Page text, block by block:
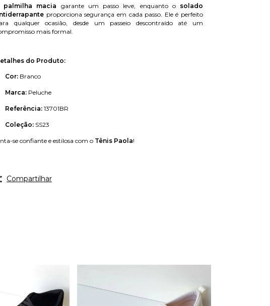
palmilha macia garante um passo leve, enquanto o solado
proporciona segurança em cada passo. Ele é perfeito
qualquer ocasião, desde um passeio descontraído até um
mais formal.
do Produto:
Cor: Branco
Marca: Peluche
Referência: 13701BR
Coleção: SS23
se confiante e estilosa com o Tênis Paola!
Compartilhar